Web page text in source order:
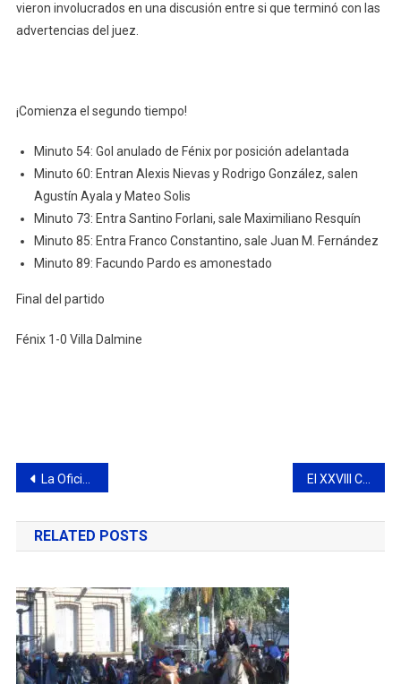
vieron involucrados en una discusión entre si que terminó con las
advertencias del juez.
¡Comienza el segundo tiempo!
Minuto 54: Gol anulado de Fénix por posición adelantada
Minuto 60: Entran Alexis Nievas y Rodrigo González, salen
Agustín Ayala y Mateo Solis
Minuto 73: Entra Santino Forlani, sale Maximiliano Resquín
Minuto 85: Entra Franco Constantino, sale Juan M. Fernández
Minuto 89: Facundo Pardo es amonestado
Final del partido
Fénix 1-0 Villa Dalmine
Navegación
de
entradas
La Oficina Municipal de Empleo brindó un taller sobre armado de CV El XXVIII Certamen Nacional de Danzas fue un éxito
RELATED POSTS